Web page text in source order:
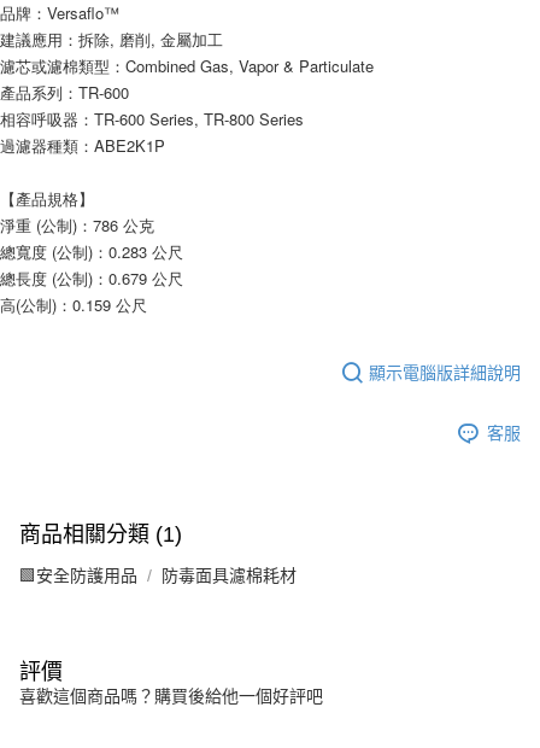
品牌：Versaflo™
建議應用：拆除, 磨削, 金屬加工
濾芯或濾棉類型：Combined Gas, Vapor & Particulate
產品系列：TR-600
相容呼吸器：TR-600 Series, TR-800 Series
過濾器種類：ABE2K1P
【產品規格】
淨重 (公制)：786 公克
總寬度 (公制)：0.283 公尺
總長度 (公制)：0.679 公尺
高(公制)：0.159 公尺
顯示電腦版詳細說明
客服
商品相關分類 (1)
🟩安全防護用品 防毒面具濾棉耗材
評價
喜歡這個商品嗎？購買後給他一個好評吧